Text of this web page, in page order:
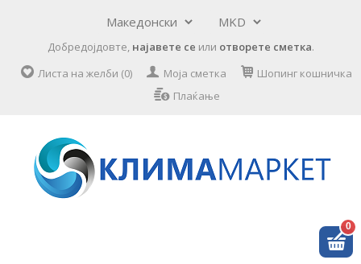
Добредојдовте, најавете се или отворете сметка.
Листа на желби (0)
Моја сметка
Шопинг кошничка
Плаќање
0